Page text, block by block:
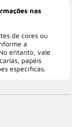
nas
de cores ou
a
entanto, vale
papéis
específicas.